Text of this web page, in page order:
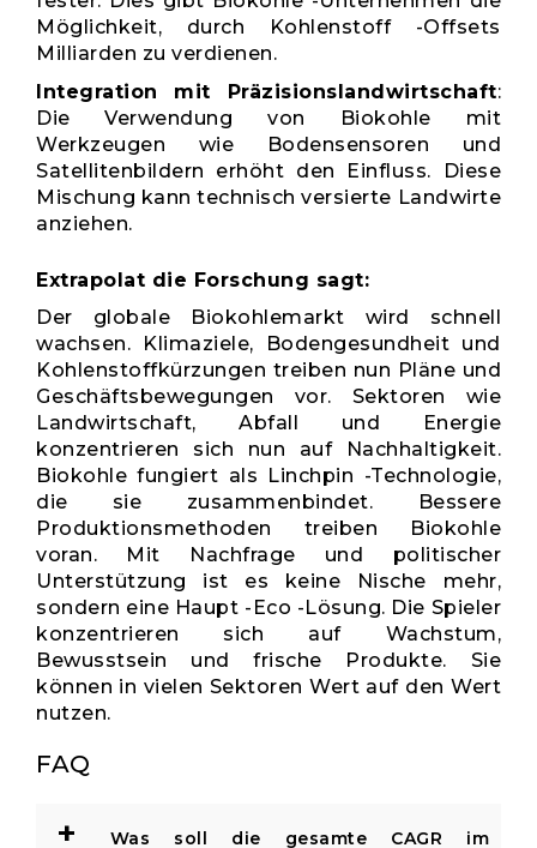
Möglichkeit, durch Kohlenstoff -Offsets
Milliarden zu verdienen.
Integration mit Präzisionslandwirtschaft:
Die Verwendung von Biokohle mit
Werkzeugen wie Bodensensoren und
Satellitenbildern erhöht den Einfluss. Diese
Mischung kann technisch versierte Landwirte
anziehen.
Extrapolat die Forschung sagt:
Der globale Biokohlemarkt wird schnell
wachsen. Klimaziele, Bodengesundheit und
Kohlenstoffkürzungen treiben nun Pläne und
Geschäftsbewegungen vor. Sektoren wie
Landwirtschaft, Abfall und Energie
konzentrieren sich nun auf Nachhaltigkeit.
Biokohle fungiert als Linchpin -Technologie,
die sie zusammenbindet. Bessere
Produktionsmethoden treiben Biokohle
voran. Mit Nachfrage und politischer
Unterstützung ist es keine Nische mehr,
sondern eine Haupt -Eco -Lösung. Die Spieler
konzentrieren sich auf Wachstum,
Bewusstsein und frische Produkte. Sie
können in vielen Sektoren Wert auf den Wert
nutzen.
FAQ
+
Was soll die gesamte CAGR im